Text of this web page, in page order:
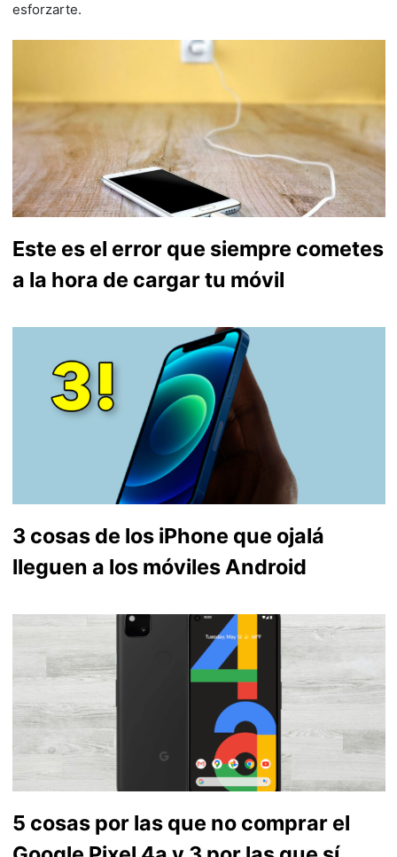
esforzarte.
Este es el error que siempre cometes
a la hora de cargar tu móvil
3 cosas de los iPhone que ojalá
lleguen a los móviles Android
5 cosas por las que no comprar el